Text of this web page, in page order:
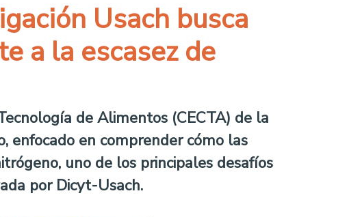
Usach busca
a la escasez de
de Alimentos (CECTA) de la
enfocado en comprender cómo las
uno de los principales desafíos
por Dicyt-Usach.